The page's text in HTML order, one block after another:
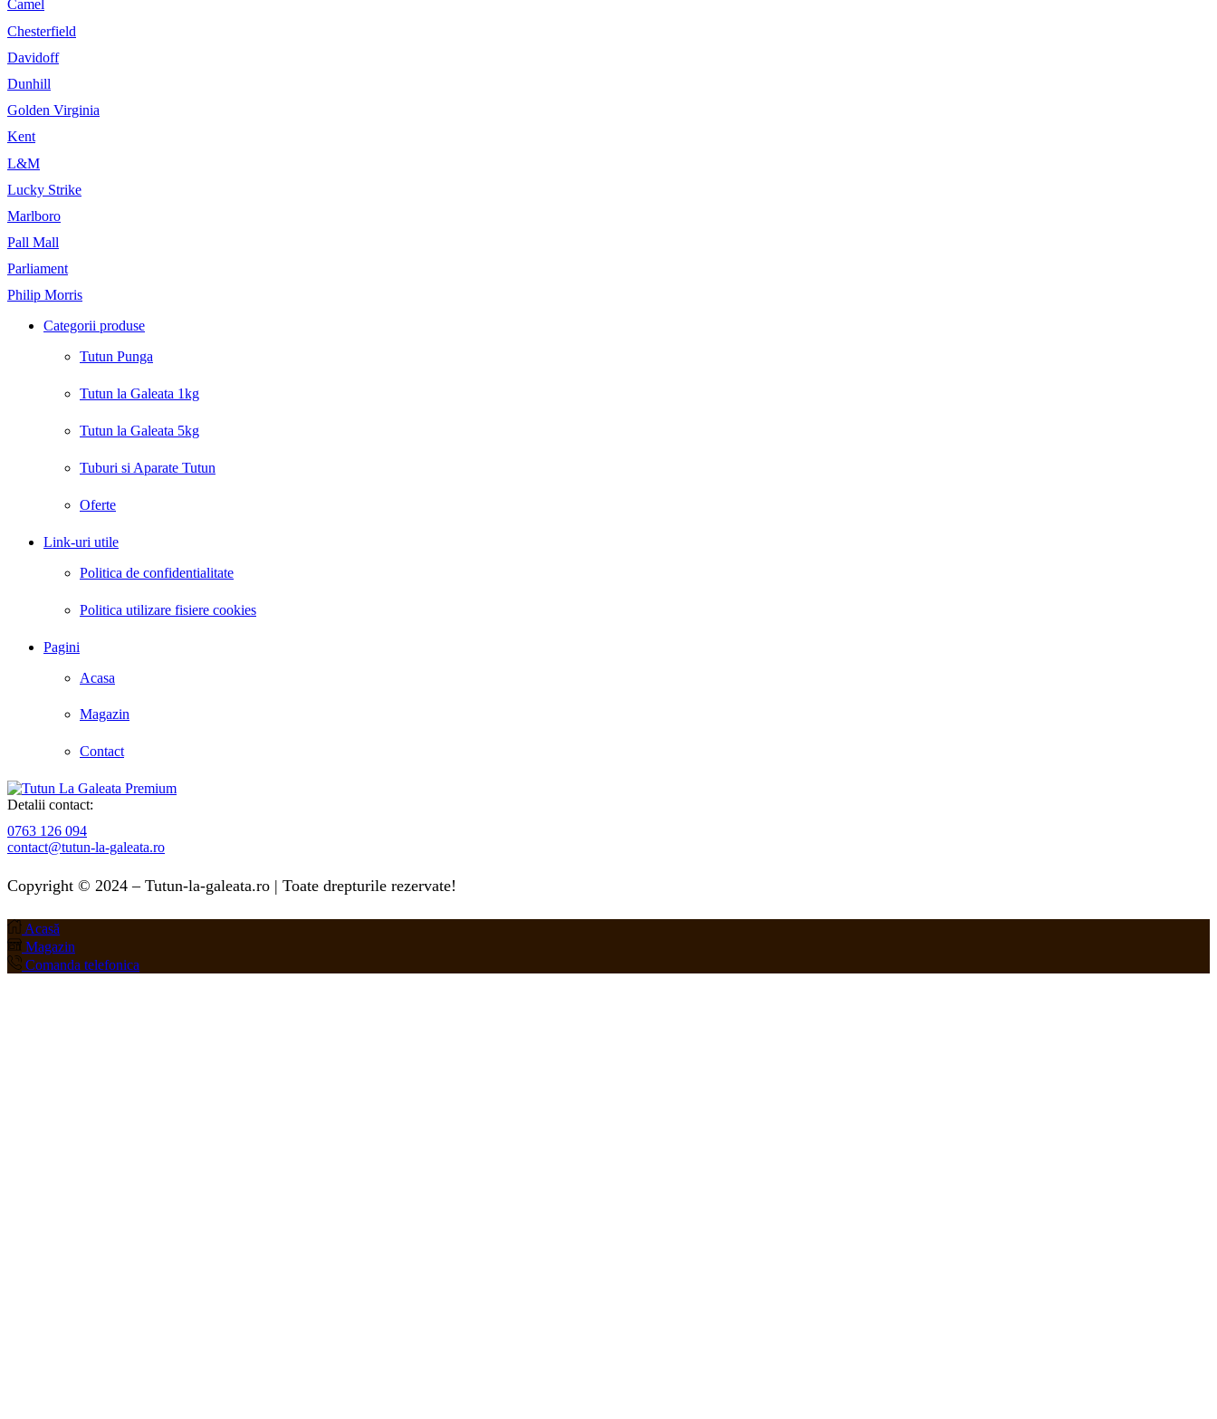
Camel
Chesterfield
Davidoff
Dunhill
Golden Virginia
Kent
L&M
Lucky Strike
Marlboro
Pall Mall
Parliament
Philip Morris
Categorii produse
Tutun Punga
Tutun la Galeata 1kg
Tutun la Galeata 5kg
Tuburi si Aparate Tutun
Oferte
Link-uri utile
Politica de confidentialitate
Politica utilizare fisiere cookies
Pagini
Acasa
Magazin
Contact
Detalii contact:
0763 126 094
contact@tutun-la-galeata.ro
Copyright © 2024 – Tutun-la-galeata.ro | Toate drepturile rezervate!
Acasă
Magazin
Comanda telefonica